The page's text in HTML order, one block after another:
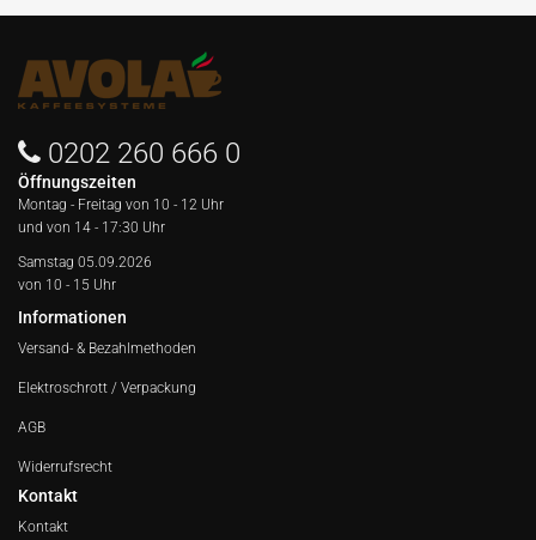
0202 260 666 0
Öffnungszeiten
Montag - Freitag von 10 - 12 Uhr
und von 14 - 17:30 Uhr
Samstag 05.09.2026
von 10 - 15 Uhr
Informationen
Versand- & Bezahlmethoden
Elektroschrott / Verpackung
AGB
Widerrufsrecht
Kontakt
Kontakt